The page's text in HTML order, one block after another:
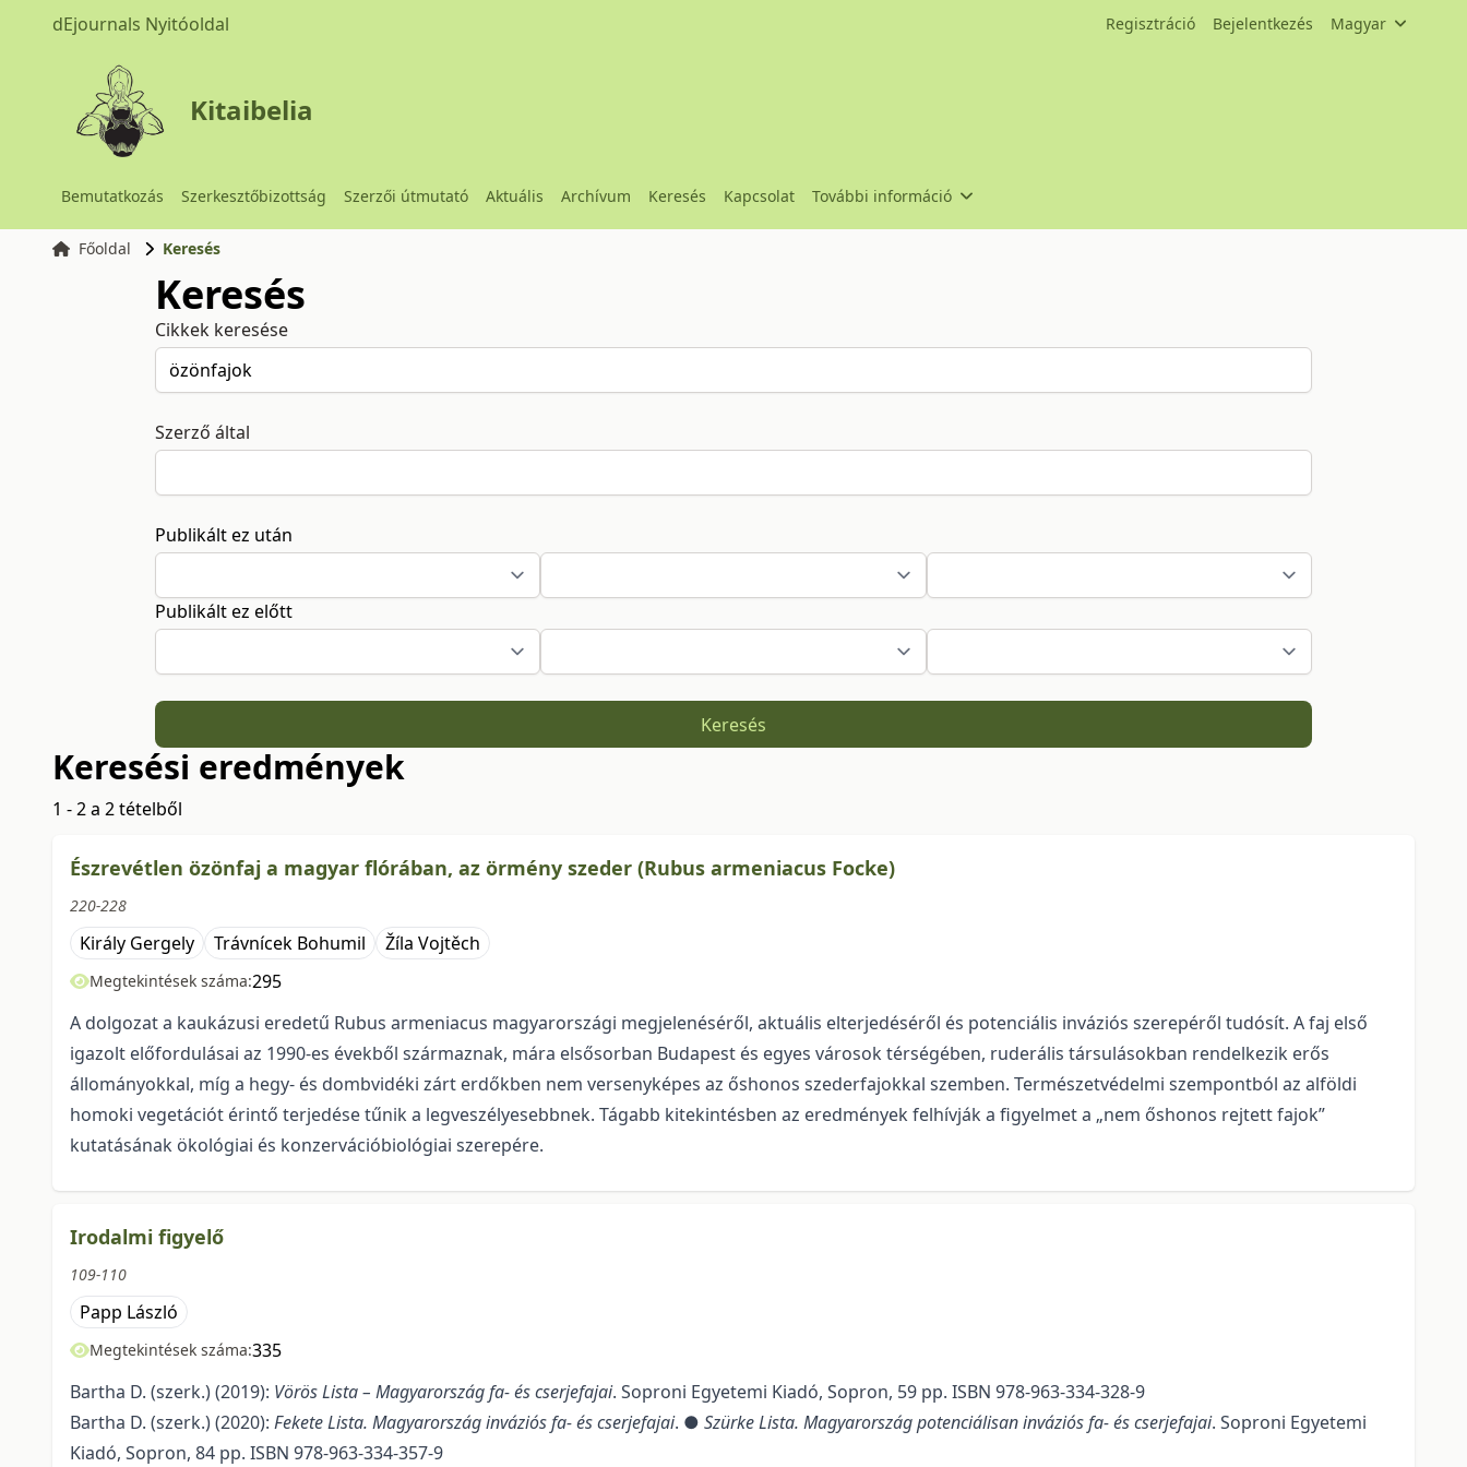
dEjournals Nyitóoldal Regisztráció Bejelentkezés Magyar
Kitaibelia
Bemutatkozás Szerkesztőbizottság Szerzői útmutató Aktuális Archívum Keresés Kapcsolat További információ
Főoldal Keresés
Keresés
Cikkek keresése
Szerző által
Publikált ez után
Publikált ez előtt
Keresés
Keresési eredmények
1 - 2 a 2 tételből
Észrevétlen özönfaj a magyar flórában, az örmény szeder (Rubus armeniacus Focke)
220-228
Király Gergely Trávnícek Bohumil Žíla Vojtěch
Megtekintések száma:295
A dolgozat a kaukázusi eredetű Rubus armeniacus magyarországi megjelenéséről, aktuális elterjedéséről és potenciális inváziós szerepéről tudósít. A faj első
igazolt előfordulásai az 1990-es évekből származnak, mára elsősorban Budapest és egyes városok térségében, ruderális társulásokban rendelkezik erős
állományokkal, míg a hegy- és dombvidéki zárt erdőkben nem versenyképes az őshonos szederfajokkal szemben. Természetvédelmi szempontból az alföldi
homoki vegetációt érintő terjedése tűnik a legveszélyesebbnek. Tágabb kitekintésben az eredmények felhívják a figyelmet a „nem őshonos rejtett fajok”
kutatásának ökológiai és konzervációbiológiai szerepére.
Irodalmi figyelő
109-110
Papp László
Megtekintések száma:335
Bartha D. (szerk.) (2019): Vörös Lista – Magyarország fa- és cserjefajai. Soproni Egyetemi Kiadó, Sopron, 59 pp. ISBN 978-963-334-328-9
Bartha D. (szerk.) (2020): Fekete Lista. Magyarország inváziós fa- és cserjefajai. ● Szürke Lista. Magyarország potenciálisan inváziós fa- és cserjefajai. Soproni Egyetemi
Kiadó, Sopron, 84 pp. ISBN 978-963-334-357-9